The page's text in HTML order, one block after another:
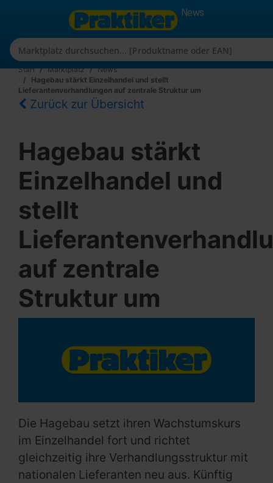
News
Start Marktplatz
News
Hagebau stärkt Einzelhandel und stellt
Lieferantenverhandlungen auf zentrale Struktur um
Zurück zur Übersicht
Hagebau stärkt
Einzelhandel und
stellt
auf zentrale
Struktur um
Die Hagebau setzt ihren Wachstumskurs
im Einzelhandel fort und richtet
gleichzeitig ihre Verhandlungsstruktur mit
nationalen Lieferanten neu aus. Künftig